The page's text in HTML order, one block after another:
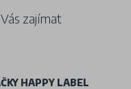
zajímat
HAPPY LABEL